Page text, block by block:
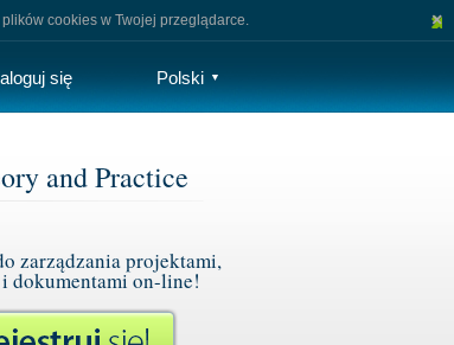
×
cookies w Twojej przeglądarce.
się Polski ▼
and Practice
zarządzania projektami,
i dokumentami on-line!